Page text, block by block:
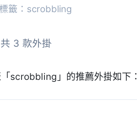
籤：scrobbling
共 3 款外掛
scrobbling」的推薦外掛如下：